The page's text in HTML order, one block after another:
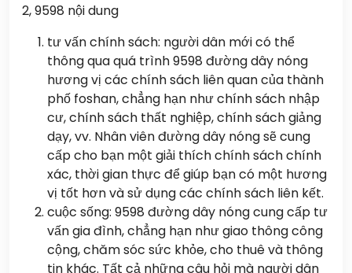
2, 9598 nội dung
tư vấn chính sách: người dân mới có thể
thông qua quá trình 9598 đường dây nóng
hương vị các chính sách liên quan của thành
phố foshan, chẳng hạn như chính sách nhập
cư, chính sách thất nghiệp, chính sách giảng
dạy, vv. Nhân viên đường dây nóng sẽ cung
cấp cho bạn một giải thích chính sách chính
xác, thời gian thực để giúp bạn có một hương
vị tốt hơn và sử dụng các chính sách liên kết.
cuộc sống: 9598 đường dây nóng cung cấp tư
vấn gia đình, chẳng hạn như giao thông công
cộng, chăm sóc sức khỏe, cho thuê và thông
tin khác. Tất cả những câu hỏi mà người dân